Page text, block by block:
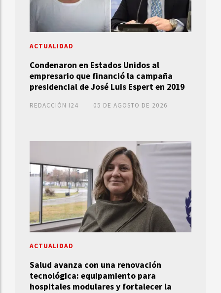
Condenaron en Estados Unidos al
empresario que financió la campaña
presidencial de José Luis Espert en 2019
REDACCIÓN I24
ACTUALIDAD
05 DE AGOSTO DE 2026
Salud avanza con una renovación
tecnológica: equipamiento para
hospitales modulares y fortalecer la
ACTUALIDAD